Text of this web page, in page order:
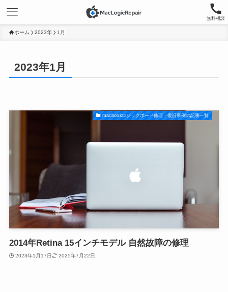
無料相談
ホーム 2023年 1月
2023年1月
macbookロジックボード修理・復旧事例の記事一覧
2014年Retina 15インチモデル 自然故障の修理
2023年1月17日 2025年7月22日